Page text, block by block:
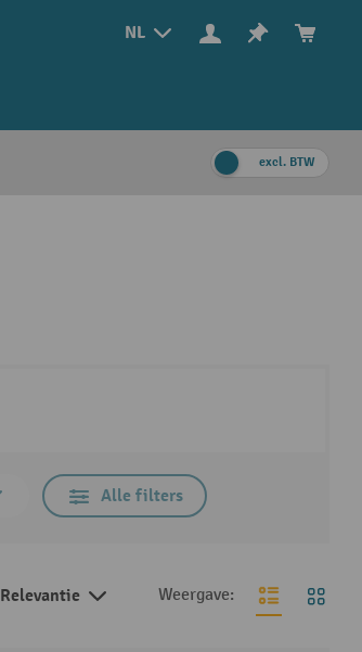
NL
excl. BTW
Alle filters
Relevantie Weergave: